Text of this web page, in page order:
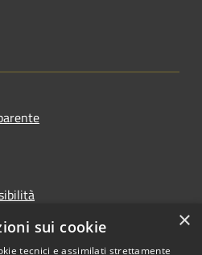
×
sui cookie
tecnici e assimilati strettamente